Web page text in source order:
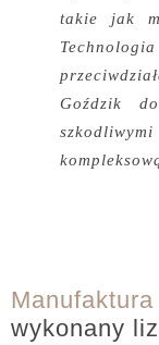
takie jak
Goździk
wykonany